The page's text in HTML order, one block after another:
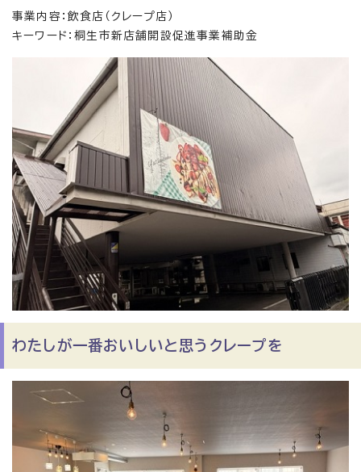
事業内容：飲食店（クレープ店）
キーワード：桐生市新店舗開設促進事業補助金
わたしが一番おいしいと思うクレープを